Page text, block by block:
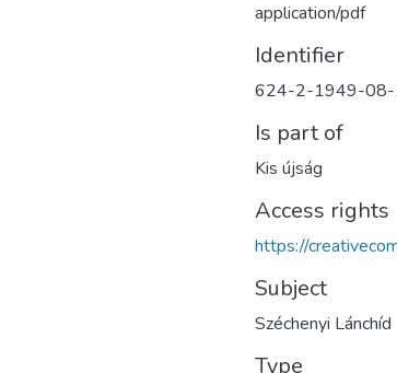
application/pdf
Identifier
624-2-1949-08-
Is part of
Kis újság
Access rights
https://
Subject
Széchenyi Lánchíd
Type